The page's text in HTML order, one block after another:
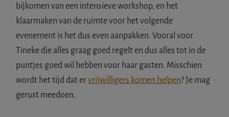
bijkomen van een intensieve workshop, en het
klaarmaken van de ruimte voor het volgende
evenement is het dus even aanpakken. Vooral voor
Tineke die alles graag goed regelt en dus alles tot in de
puntjes goed wil hebben voor haar gasten. Misschien
wordt het tijd dat ervrijwilligers komen helpen? Je mag
gerust meedoen.